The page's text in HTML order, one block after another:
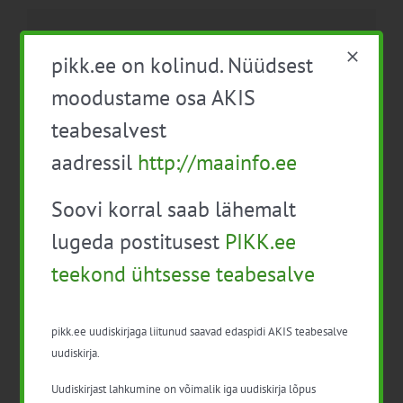
täienduskoolitus
taimekaitsevahendite
pikk.ee on kolinud. Nüüdsest
moodustame osa AKIS
teabesalvest
aadressil http://maainfo.ee
Soovi korral saab lähemalt
lugeda postitusest PIKK.ee
teekond ühtsesse teabesalve
pikk.ee uudiskirjaga liitunud saavad edaspidi AKIS teabesalve
uudiskirja.
Uudiskirjast lahkumine on võimalik iga uudiskirja lõpus